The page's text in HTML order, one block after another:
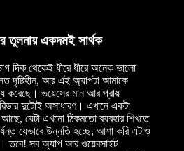
তুলনায় একদমই সার্থক
দিক থেকেই ধীরে ধীরে অনেক ভালো
দৃষ্টিহীন, আর এই অ্যাপটা আমাকে
করেছে। ভয়েসের মান আর প্রায়
দুটোই অসাধারণ। এখানে একটা
আছে, যেটা এখনো ঠিকমতো ব্যবহার শিখতে
যেভাবে উন্নতি হচ্ছে, আশা করি এটাও
তবে! সব অ্যাপ আর ওয়েবসাইট